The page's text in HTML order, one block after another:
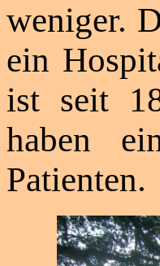
weniger.
ein
ist seit
haben
Patienten.